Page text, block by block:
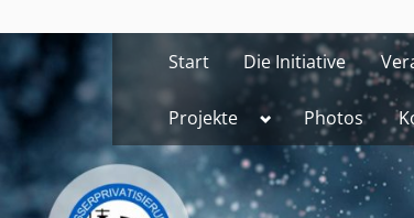
to
content
Start Die Initiative
Projekte Toggle
menu
Photos